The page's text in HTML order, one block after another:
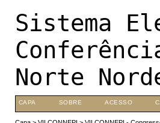
Sistema
Norte
CAPA SOBRE ACESSO